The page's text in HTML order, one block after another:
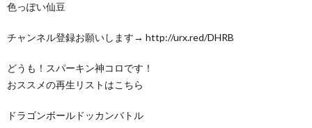
色っぽい仙豆
チャンネル登録お願いします→ http://urx.red/DHRB
どうも！スパーキン神コロです！
おススメの再生リストはこちら
ドラゴンボールドッカンバトル